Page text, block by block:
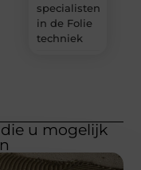
specialisten
in de Folie
techniek
die u mogelijk